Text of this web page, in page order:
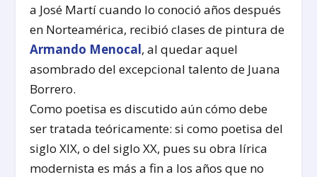
a José Martí cuando lo conoció años después
en Norteamérica, recibió clases de pintura de
Armando Menocal, al quedar aquel
asombrado del excepcional talento de Juana
Borrero.
Como poetisa es discutido aún cómo debe
ser tratada teóricamente: si como poetisa del
siglo XIX, o del siglo XX, pues su obra lírica
modernista es más a fin a los años que no